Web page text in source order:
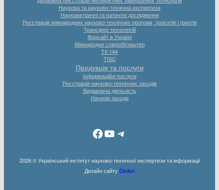
Наукова та науково-технічна експертиза
Наукометричні та патентні дослідження
Реєстрація міжнародних науково-технічних програм, проєктів і грантів
Трансфер технологій
Форсайт в Україні
Міжнародне співробітництво
ТК 144
TISC
Продукція та послуги
Інформаційні послуги
Реєстрація науково-технічних заходів
Видавнича діяльність
Наукові заходи
Facebook YouTube Telegram
2026 © Український інститут науково-технічної експертизи та інформації
Дизайн сайту Divilon